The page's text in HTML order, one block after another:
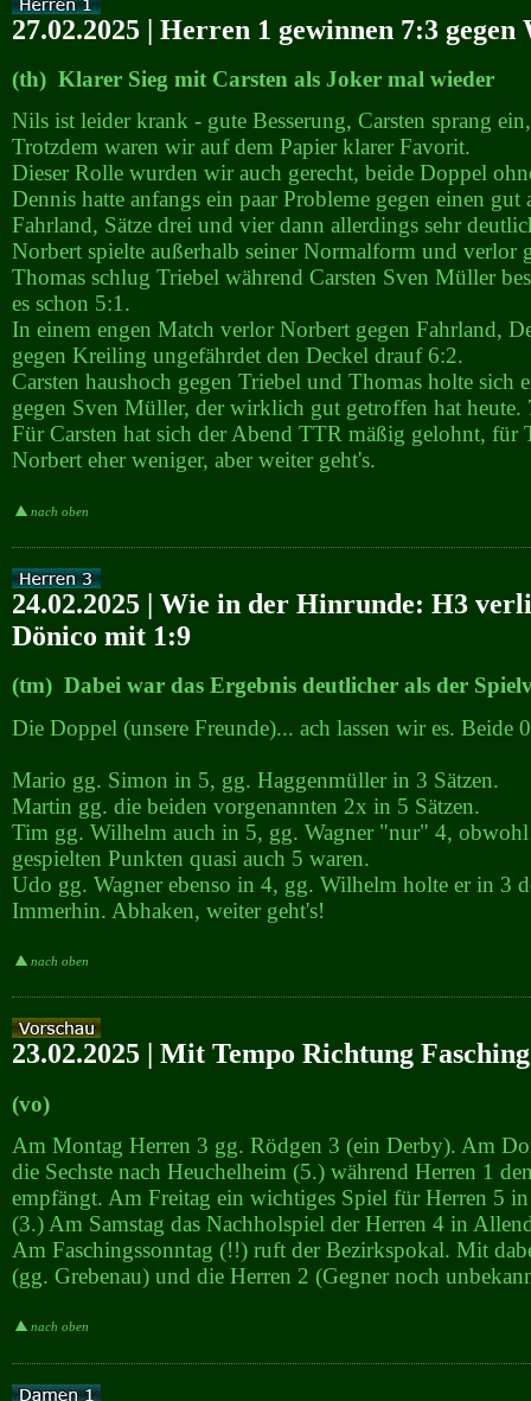
27.02.2025 | Herren 1 gewinnen 7:3
(th) Klarer Sieg mit Carsten als Joker mal wieder
Nils ist leider krank - gute Besserung, Carsten sprang
Trotzdem waren wir auf dem Papier klarer Favorit.
Dieser Rolle wurden wir auch gerecht, beide Doppel
Dennis hatte anfangs ein paar Probleme gegen einen gut
Fahrland, Sätze drei und vier dann allerdings sehr
Norbert spielte außerhalb seiner Normalform und verlor
Thomas schlug Triebel während Carsten Sven Müller
es schon 5:1.
In einem engen Match verlor Norbert gegen Fahrland,
gegen Kreiling ungefährdet den Deckel drauf 6:2.
Carsten haushoch gegen Triebel und Thomas holte sich
gegen Sven Müller, der wirklich gut getroffen hat heute.
Für Carsten hat sich der Abend TTR mäßig gelohnt, für
Norbert eher weniger, aber weiter geht's.
nach oben
24.02.2025 | Wie in der Hinrunde: H3
Dönico mit 1:9
(tm) Dabei war das Ergebnis deutlicher als der
Die Doppel (unsere Freunde)... ach lassen wir es. Beide
Mario gg. Simon in 5, gg. Haggenmüller in 3 Sätzen.
Martin gg. die beiden vorgenannten 2x in 5 Sätzen.
Tim gg. Wilhelm auch in 5, gg. Wagner "nur" 4, obwohl
gespielten Punkten quasi auch 5 waren.
Udo gg. Wagner ebenso in 4, gg. Wilhelm holte er in 3
Immerhin. Abhaken, weiter geht's!
nach oben
23.02.2025 | Mit Tempo Richtung Fasching
(vo)
Am Montag Herren 3 gg. Rödgen 3 (ein Derby). Am
die Sechste nach Heuchelheim (5.) während Herren 1
empfängt. Am Freitag ein wichtiges Spiel für Herren 5
(3.) Am Samstag das Nachholspiel der Herren 4 in
Am Faschingssonntag (!!) ruft der Bezirkspokal. Mit
(gg. Grebenau) und die Herren 2 (Gegner noch
nach oben